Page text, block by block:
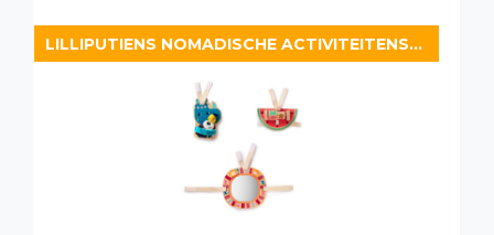
LILLIPUTIENS NOMADISCHE ACTIVITEITENSET MARIUS